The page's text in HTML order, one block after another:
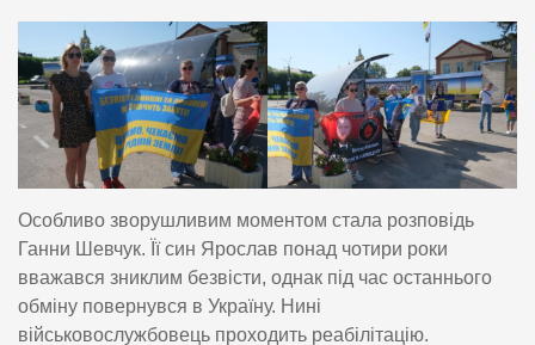
Особливо зворушливим моментом стала розповідь
Ганни Шевчук. Її син Ярослав понад чотири роки
вважався зниклим безвісти, однак під час останнього
обміну повернувся в Україну. Нині
військовослужбовець проходить реабілітацію.